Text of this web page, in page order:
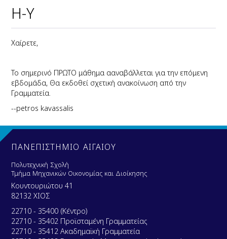
Η-Υ
Χαίρετε,
Το σημερινό ΠΡΩΤΟ μάθημα ααναβάλλεται για την επόμενη
εβδομάδα, Θα εκδοθεί σχετική ανακοίνωση από την
Γραμματεία.
--petros kavassalis
ΠΑΝΕΠΙΣΤΗΜΙΟ ΑΙΓΑΙΟΥ
Πολυτεχνική Σχολή
Τμήμα Μηχανικών Οικονομίας και Διοίκησης
Κουντουριώτου 41
82132 ΧΙΟΣ
22710 - 35400 (Κέντρο)
22710 - 35402 Προϊσταμένη Γραμματείας
22710 - 35412 Ακαδημαϊκή Γραμματεία